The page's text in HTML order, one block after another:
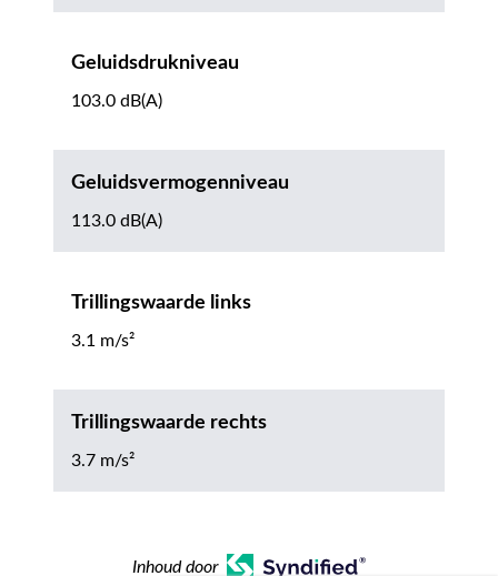
Geluidsdrukniveau
103.0 dB(A)
Geluidsvermogenniveau
113.0 dB(A)
Trillingswaarde links
3.1 m/s²
Trillingswaarde rechts
3.7 m/s²
Inhoud door